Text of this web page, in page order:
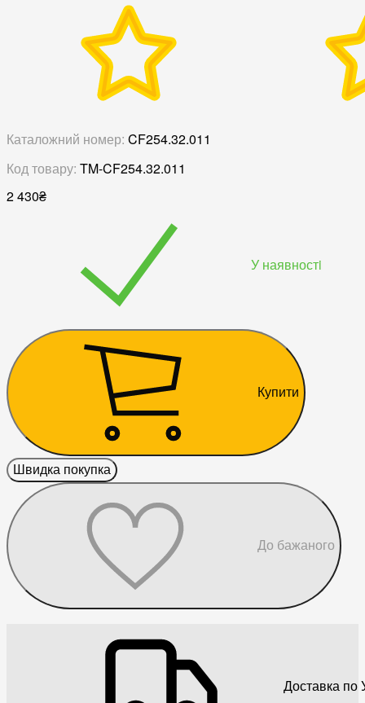
Каталожний номер: CF254.32.011
Код товару: TM-CF254.32.011
2 430₴
У наявностi
Купити
Швидка покупка
До бажаного
Доставка по